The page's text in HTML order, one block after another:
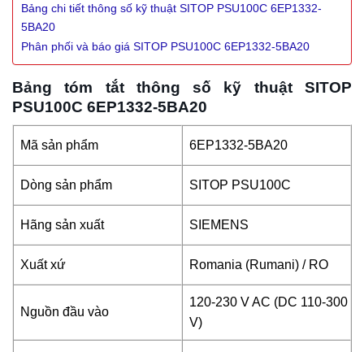
Bảng chi tiết thông số kỹ thuật SITOP PSU100C 6EP1332-
5BA20
Phân phối và báo giá SITOP PSU100C 6EP1332-5BA20
Bảng tóm tắt thông số kỹ thuật SITOP
PSU100C 6EP1332-5BA20
Mã sản phẩm 6EP1332-5BA20
Dòng sản phẩm SITOP PSU100C
Hãng sản xuất SIEMENS
Xuất xứ Romania (Rumani) / RO
Nguồn đầu vào
120-230 V AC (DC 110-300
V)